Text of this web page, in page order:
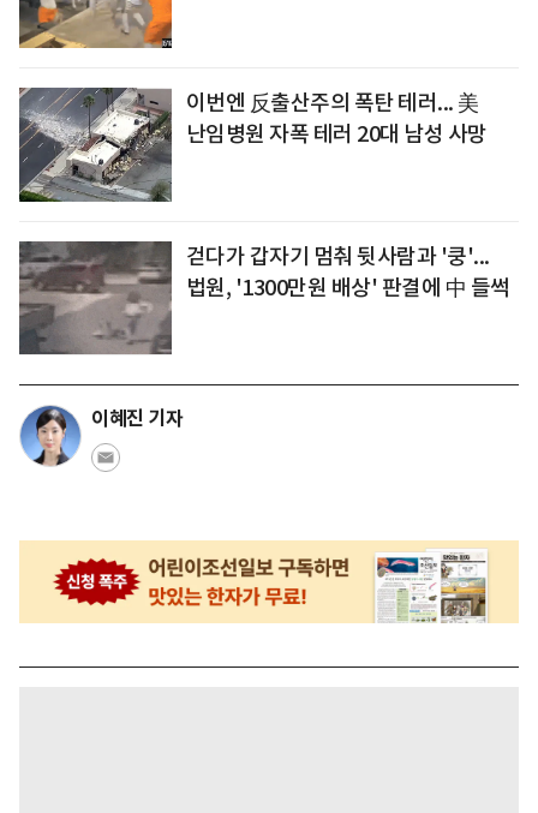
이번엔 反출산주의 폭탄 테러... 美
난임병원 자폭 테러 20대 남성 사망
걷다가 갑자기 멈춰 뒷사람과 '쿵'...
법원, '1300만원 배상' 판결에 中 들썩
이혜진 기자